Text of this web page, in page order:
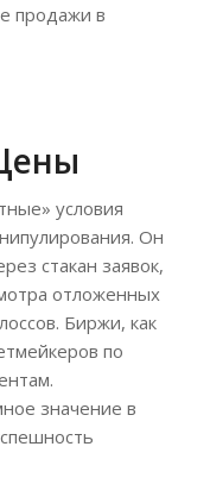
продажи в
условия
Он
стакан заявок,
отложенных
Биржи, как
по
значение в